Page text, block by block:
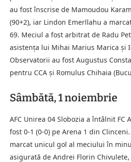
au fost înscrise de Mamoudou
(90+2), iar Lindon Emerllahu a
69. Meciul a fost arbitrat de Radu
asistența lui Mihai Marius Marica și
Observatorii au fost Augustus
pentru CCA și Romulus Chihaia
Sâmbătă, 1 noiembrie
AFC Unirea 04 Slobozia a întâlnit FC
fost 0-1 (0-0) pe Arena 1 din
marcat unicul gol al meciului în
asigurată de Andrei Florin